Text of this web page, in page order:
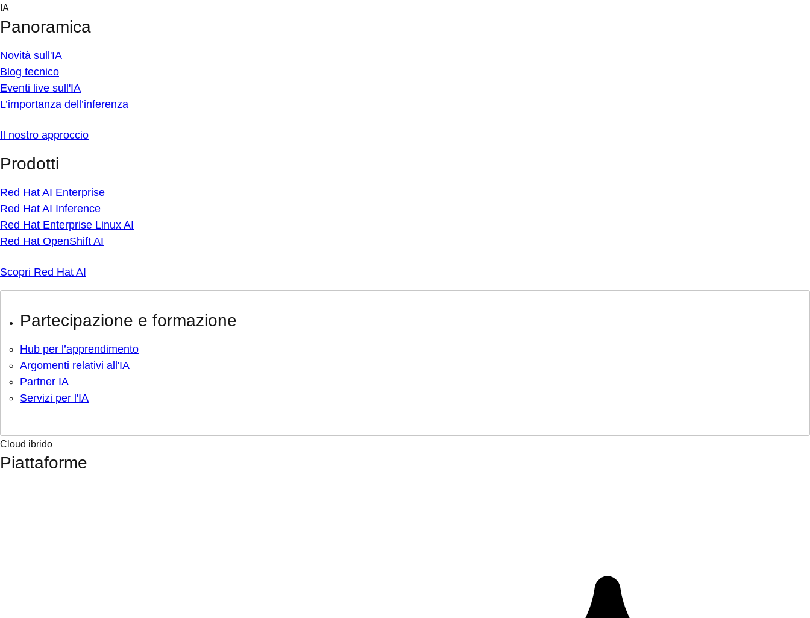
Skip
content
IA
Panoramica
Novità sull'IA
Blog tecnico
Eventi live sull'IA
L’importanza dell’inferenza
Il nostro approccio
Prodotti
Red Hat AI Enterprise
Red Hat AI Inference
Red Hat Enterprise Linux AI
Red Hat OpenShift AI
Scopri Red Hat AI
Partecipazione e formazione
Hub per l’apprendimento
Argomenti relativi all'IA
Partner IA
Servizi per l'IA
Cloud ibrido
Piattaforme